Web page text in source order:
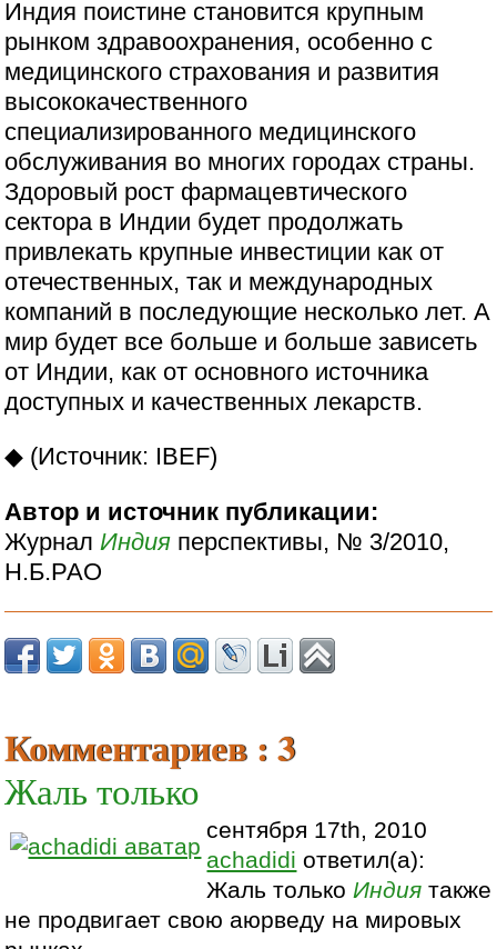
Индия поистине становится крупным
рынком здравоохранения, особенно с
медицинского страхования и развития
высококачественного
специализированного медицинского
обслуживания во многих городах страны.
Здоровый рост фармацевтического
сектора в Индии будет продолжать
привлекать крупные инвестиции как от
отечественных, так и международных
компаний в последующие несколько лет. А
мир будет все больше и больше зависеть
от Индии, как от основного источника
доступных и качественных лекарств.
◆ (Источник: IBEF)
Автор и источник публикации:
Журнал Индия перспективы, № 3/2010,
Н.Б.РАО
Комментариев : 3
Жаль только
сентября 17th, 2010
achadidi ответил(а):
Жаль только Индия также
не продвигает свою аюрведу на мировых